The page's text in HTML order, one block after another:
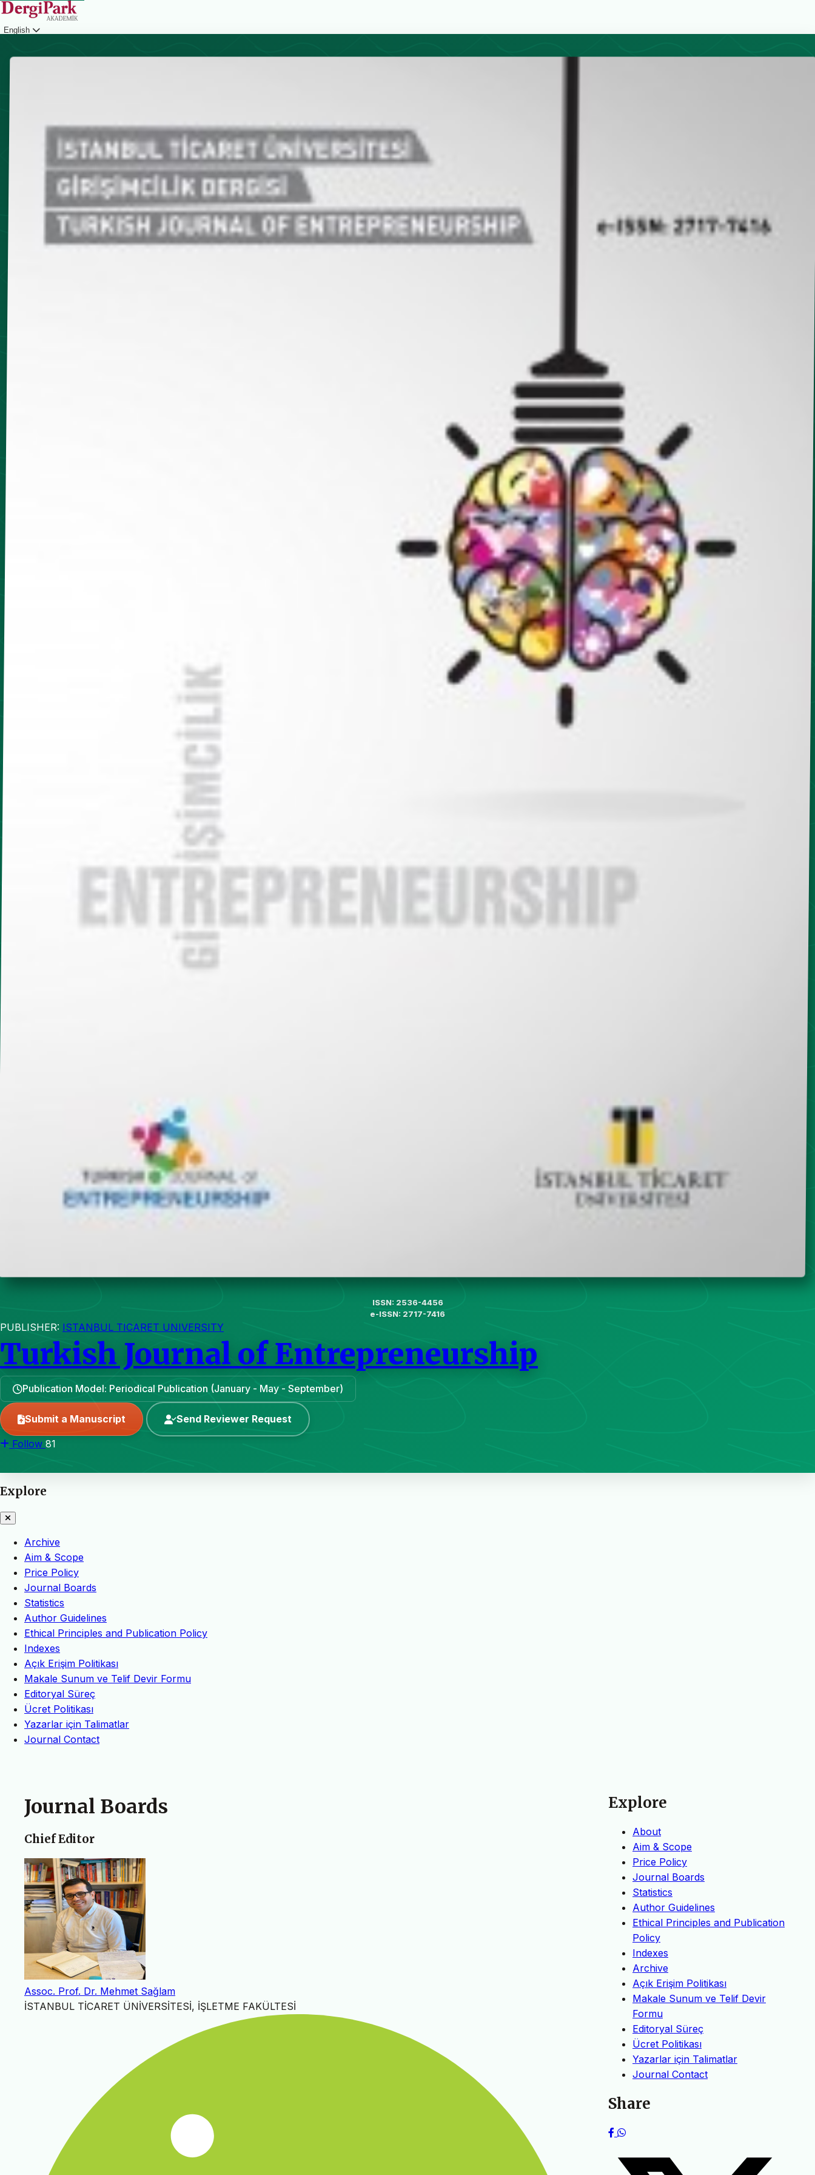
English
ISSN: 2536-4456
e-ISSN: 2717-7416
PUBLISHER: ISTANBUL TICARET UNIVERSITY
Turkish Journal of Entrepreneurship
Publication Model: Periodical Publication (January - May - September)
Submit a Manuscript Send Reviewer Request
Follow 81
Explore
Archive
Aim & Scope
Price Policy
Journal Boards
Statistics
Author Guidelines
Ethical Principles and Publication Policy
Indexes
Açık Erişim Politikası
Makale Sunum ve Telif Devir Formu
Editoryal Süreç
Ücret Politikası
Yazarlar için Talimatlar
Journal Contact
Journal Boards
Chief Editor
Assoc. Prof. Dr. Mehmet Sağlam
İSTANBUL TİCARET ÜNİVERSİTESİ, İŞLETME FAKÜLTESİ
Explore
About
Aim & Scope
Price Policy
Journal Boards
Statistics
Author Guidelines
Ethical Principles and Publication
Policy
Indexes
Archive
Açık Erişim Politikası
Makale Sunum ve Telif Devir
Formu
Editoryal Süreç
Ücret Politikası
Yazarlar için Talimatlar
Journal Contact
Share